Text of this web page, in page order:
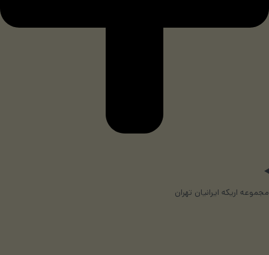
مجموعه اریکه ایرانیان تهران